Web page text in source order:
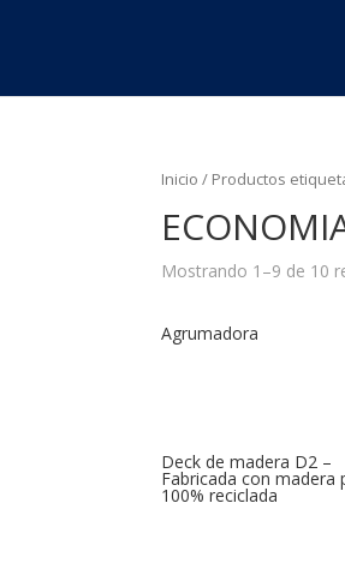
Inicio / Productos
Mostrando 1–9 de 10
Agrumadora
Deck de madera D2 –
Fabricada con madera
100% reciclada